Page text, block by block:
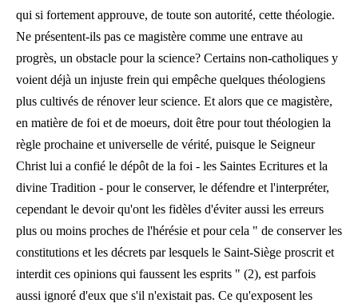
qui si fortement approuve, de toute son autorité, cette théologie.
Ne présentent-ils pas ce magistère comme une entrave au
progrès, un obstacle pour la science? Certains non-catholiques y
voient déjà un injuste frein qui empêche quelques théologiens
plus cultivés de rénover leur science. Et alors que ce magistère,
en matière de foi et de moeurs, doit être pour tout théologien la
règle prochaine et universelle de vérité, puisque le Seigneur
Christ lui a confié le dépôt de la foi - les Saintes Ecritures et la
divine Tradition - pour le conserver, le défendre et l'interpréter,
cependant le devoir qu'ont les fidèles d'éviter aussi les erreurs
plus ou moins proches de l'hérésie et pour cela " de conserver les
constitutions et les décrets par lesquels le Saint-Siège proscrit et
interdit ces opinions qui faussent les esprits " (2), est parfois
aussi ignoré d'eux que s'il n'existait pas. Ce qu'exposent les